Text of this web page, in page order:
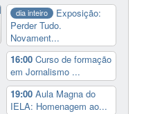
dia inteiro
Exposição:
Perder Tudo.
Novament...
16:00Curso de formação
em Jornalismo ...
19:00Aula Magna do
IELA: Homenagem ao...